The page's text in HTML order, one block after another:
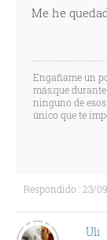
Me he
Engañame un
más;que
ninguno de
único que te
Respondido : 23/
Uli